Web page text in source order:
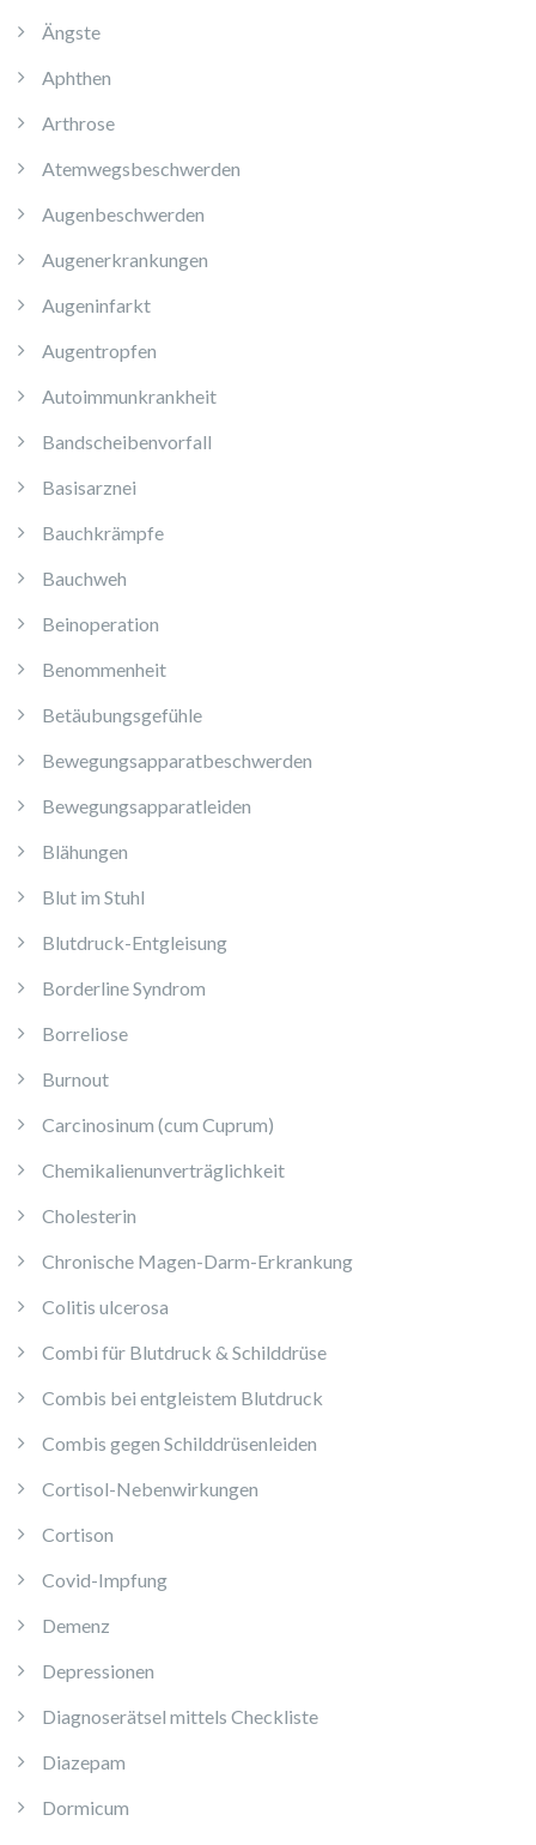
Ängste
Aphthen
Arthrose
Atemwegsbeschwerden
Augenbeschwerden
Augenerkrankungen
Augeninfarkt
Augentropfen
Autoimmunkrankheit
Bandscheibenvorfall
Basisarznei
Bauchkrämpfe
Bauchweh
Beinoperation
Benommenheit
Betäubungsgefühle
Bewegungsapparatbeschwerden
Bewegungsapparatleiden
Blähungen
Blut im Stuhl
Blutdruck-Entgleisung
Borderline Syndrom
Borreliose
Burnout
Carcinosinum (cum Cuprum)
Chemikalienunverträglichkeit
Cholesterin
Chronische Magen-Darm-Erkrankung
Colitis ulcerosa
Combi für Blutdruck & Schilddrüse
Combis bei entgleistem Blutdruck
Combis gegen Schilddrüsenleiden
Cortisol-Nebenwirkungen
Cortison
Covid-Impfung
Demenz
Depressionen
Diagnoserätsel mittels Checkliste
Diazepam
Dormicum